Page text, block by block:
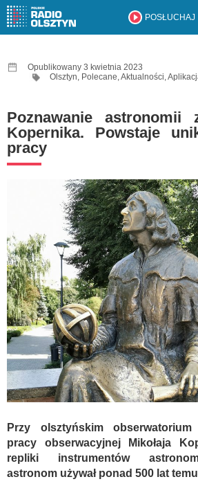
POSŁUCHAJ
Opublikowany 3 kwietnia 2023
Olsztyn, Polecane,Aktualności,
Poznawanie astronomii
Kopernika. Powstaje
pracy
Przy olsztyńskim
pracy obserwacyjnej Mikołaja
repliki instrumentów
astronom używał ponad 500 lat